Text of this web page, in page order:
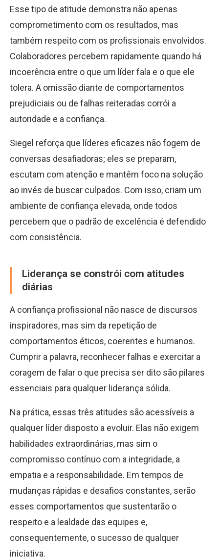
Esse tipo de atitude demonstra não apenas
comprometimento com os resultados, mas
também respeito com os profissionais envolvidos.
Colaboradores percebem rapidamente quando há
incoerência entre o que um líder fala e o que ele
tolera. A omissão diante de comportamentos
prejudiciais ou de falhas reiteradas corrói a
autoridade e a confiança.
Siegel reforça que líderes eficazes não fogem de
conversas desafiadoras; eles se preparam,
escutam com atenção e mantêm foco na solução
ao invés de buscar culpados. Com isso, criam um
ambiente de confiança elevada, onde todos
percebem que o padrão de excelência é defendido
com consistência.
Liderança se constrói com atitudes
diárias
A confiança profissional não nasce de discursos
inspiradores, mas sim da repetição de
comportamentos éticos, coerentes e humanos.
Cumprir a palavra, reconhecer falhas e exercitar a
coragem de falar o que precisa ser dito são pilares
essenciais para qualquer liderança sólida.
Na prática, essas três atitudes são acessíveis a
qualquer líder disposto a evoluir. Elas não exigem
habilidades extraordinárias, mas sim o
compromisso contínuo com a integridade, a
empatia e a responsabilidade. Em tempos de
mudanças rápidas e desafios constantes, serão
esses comportamentos que sustentarão o
respeito e a lealdade das equipes e,
consequentemente, o sucesso de qualquer
iniciativa.